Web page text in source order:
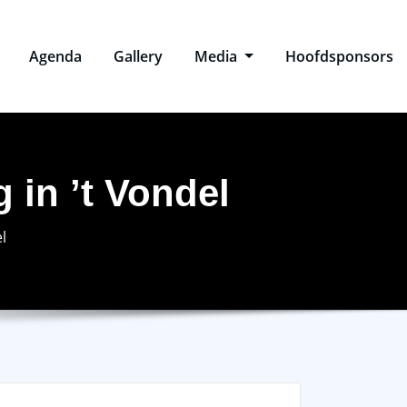
Agenda Gallery Media Hoofdsponsors
’t Vondel